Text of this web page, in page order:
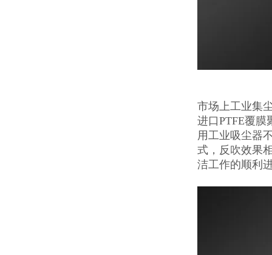
市场上工业集
进口PTFE覆膜
用工业吸尘器
式，反吹效果
洁工作的顺利